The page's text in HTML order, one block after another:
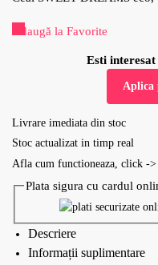
Adaugă la Favorite
Esti
Aplica
Livrare imediata din stoc
Stoc actualizat in timp real
Afla cum functioneaza, click ->
Plata sigura cu cardul
Descriere
Informații suplimentare